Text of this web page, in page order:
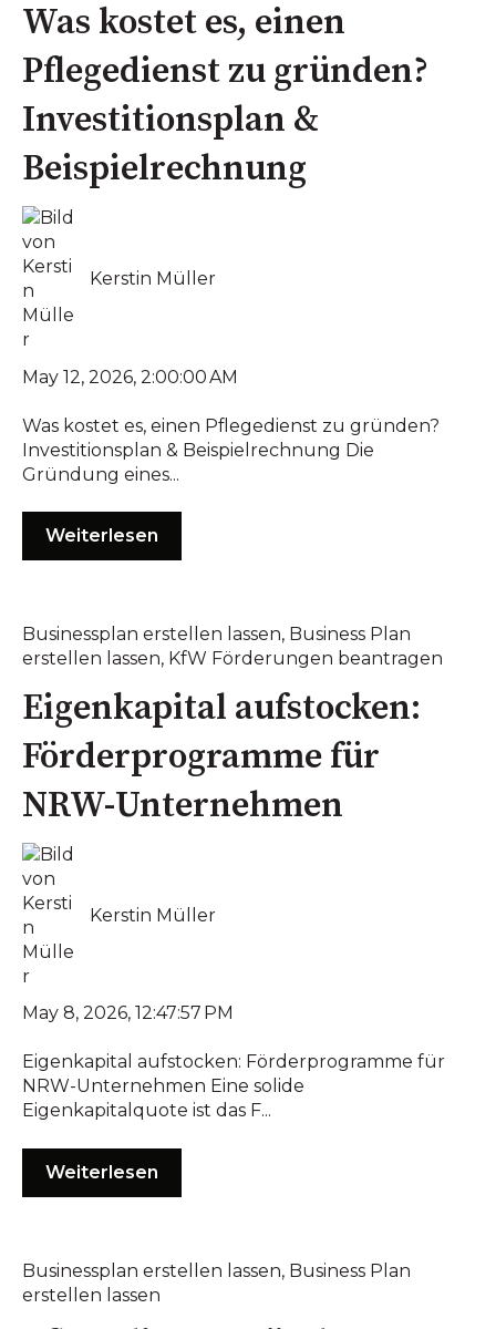
Was kostet es, einen
Pflegedienst zu gründen?
Investitionsplan &
Beispielrechnung
Kerstin Müller
May 12, 2026, 2:00:00 AM
Was kostet es, einen Pflegedienst zu gründen?
Investitionsplan & Beispielrechnung Die
Gründung eines...
Weiterlesen
Businessplan erstellen lassen, Business Plan
erstellen lassen, KfW Förderungen beantragen
Eigenkapital aufstocken:
Förderprogramme für
NRW-Unternehmen
Kerstin Müller
May 8, 2026, 12:47:57 PM
Eigenkapital aufstocken: Förderprogramme für
NRW-Unternehmen Eine solide
Eigenkapitalquote ist das F...
Weiterlesen
Businessplan erstellen lassen, Business Plan
erstellen lassen